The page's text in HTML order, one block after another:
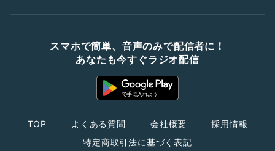
スマホで簡単、音声のみで配信者に！
あなたも今すぐラジオ配信
TOP よくある質問 会社概要
採用情報
特定商取引法に基づく表記